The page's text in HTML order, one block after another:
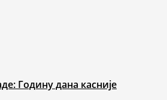
Годину дана касније